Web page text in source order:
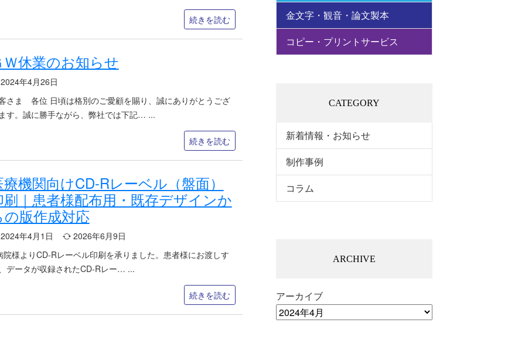
続きを読む
Ｗ休業のお知らせ
年4月26日
さま 各位 日頃は格別のご愛顧を賜り、誠にありがとうござ
す。誠に勝手ながら、弊社では下記…
続きを読む
機関向けCD-Rレーベル（盤面）
刷｜患者様配布用・既存デザインか
の版作成対応
年4月1日
2026年6月9日
院様よりCD-Rレーベル印刷を承りました。患者様にお渡しす
データが収録されたCD-Rレー…
続きを読む
金文字・観音・論文製本
コピー・プリントサービス
CATEGORY
新着情報・お知らせ
制作事例
コラム
ARCHIVE
アーカイブ